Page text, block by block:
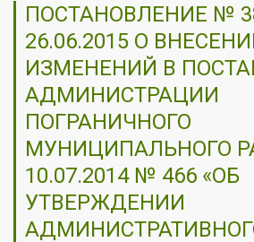
ПОСТАНОВЛЕНИЕ №
26.06.2015 О
ИЗМЕНЕНИЙ В
АДМИНИСТРАЦИИ
ПОГРАНИЧНОГО
МУНИЦИПАЛЬНОГО
10.07.2014 № 466 «ОБ
УТВЕРЖДЕНИИ